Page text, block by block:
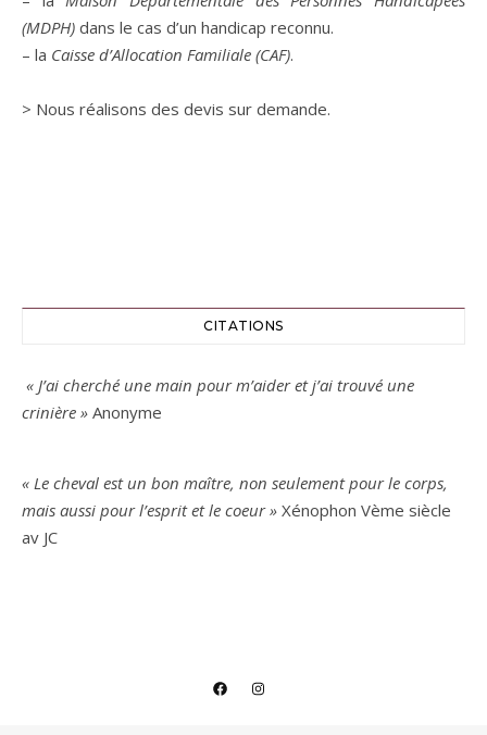
(MDPH) dans le cas d’un handicap reconnu.
– la Caisse d’Allocation Familiale (CAF).
> Nous réalisons des devis sur demande.
CITATIONS
« J’ai cherché une main pour m’aideret j’ai trouvé une
crinière » Anonyme
« Le cheval est un bon maître, non seulement pour le corps,
mais aussi pour l’esprit et le coeur » Xénophon Vème siècle
av JC